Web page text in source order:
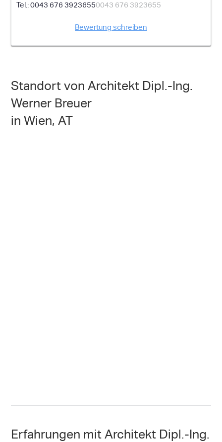
0043 676 39236550043 676 3923655
Bewertung schreiben
Standort von Architekt Dipl.-Ing.
Werner Breuer
in Wien, AT
Erfahrungen mit Architekt Dipl.-Ing.